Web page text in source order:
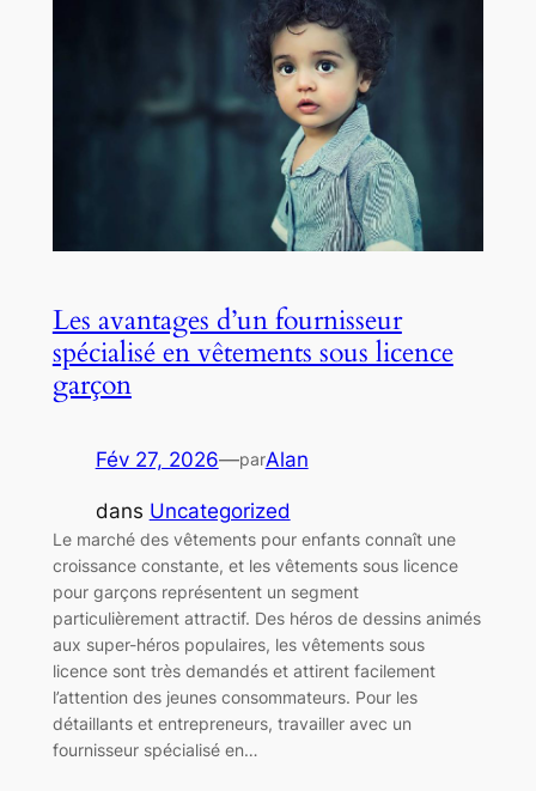
Les avantages d’un fournisseur
spécialisé en vêtements sous licence
garçon
Fév 27, 2026—parAlan
dans Uncategorized
Le marché des vêtements pour enfants connaît une
croissance constante, et les vêtements sous licence
pour garçons représentent un segment
particulièrement attractif. Des héros de dessins animés
aux super-héros populaires, les vêtements sous
licence sont très demandés et attirent facilement
l’attention des jeunes consommateurs. Pour les
détaillants et entrepreneurs, travailler avec un
fournisseur spécialisé en…